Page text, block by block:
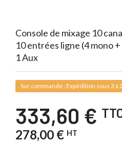
Console de mixage 10
10 entrées ligne (4 mono
1 Aux
Sur commande : Expédition sous 3 à
333,60 €
278,00 € HT